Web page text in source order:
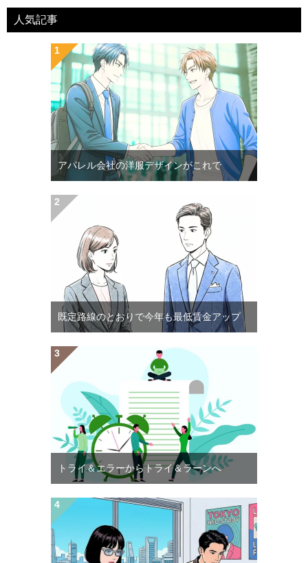
人気記事
アパレル会社の洋服デザインがこれで
既定路線のとおりで今年も最低賃金アップ
トライ＆エラーからトライ＆ラーンへ